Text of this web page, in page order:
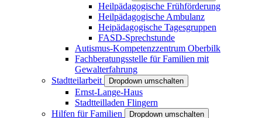
Heilpädagogische Frühförderung
Heilpädagogische Ambulanz
Heipädagogische Tagesgruppen
FASD-Sprechstunde
Autismus-Kompetenzzentrum Oberbilk
Fachberatungsstelle für Familien mit
Gewalterfahrung
Stadtteilarbeit
Dropdown umschalten
Ernst-Lange-Haus
Stadtteilladen Flingern
Hilfen für Familien
Dropdown umschalten